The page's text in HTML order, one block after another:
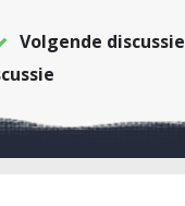
Volgende discussie